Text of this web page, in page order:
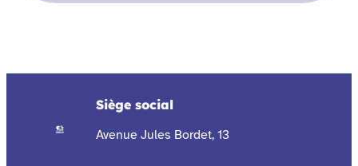
Siège social
Avenue Jules Bordet, 13